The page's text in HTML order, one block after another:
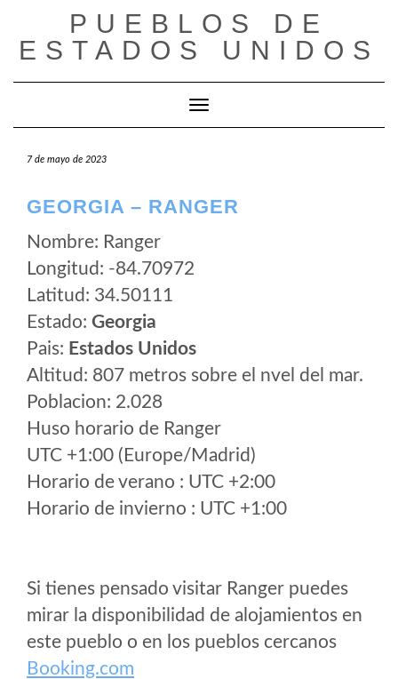
contenido
PUEBLOS DE
ESTADOS UNIDOS
Cambiar modo de navegación
7 de mayo de 2023
GEORGIA – RANGER
Nombre: Ranger
Longitud: -84.70972
Latitud: 34.50111
Estado: Georgia
Pais: Estados Unidos
Altitud: 807 metros sobre el nvel del mar.
Poblacion: 2.028
Huso horario de Ranger
UTC +1:00 (Europe/Madrid)
Horario de verano : UTC +2:00
Horario de invierno : UTC +1:00
Si tienes pensado visitar Ranger puedes
mirar la disponibilidad de alojamientos en
este pueblo o en los pueblos cercanos
Booking.com